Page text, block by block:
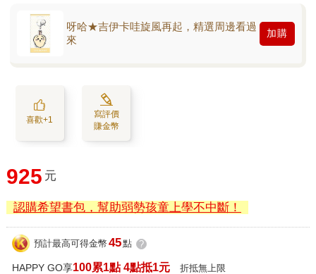
呀哈★吉伊卡哇旋風再起，精選周邊看過
來
加購
喜歡+1
寫評價
賺金幣
925 元
認購希望書包，幫助弱勢孩童上學不中斷！
預計最高可得金幣 45點 ?
HAPPY GO享100累1點 4點抵1元 折抵無上限